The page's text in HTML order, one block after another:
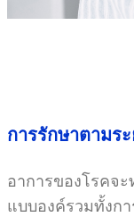
การรักษาตามร
อาการของโรคจะ
แบบองค์รวมทั้งก